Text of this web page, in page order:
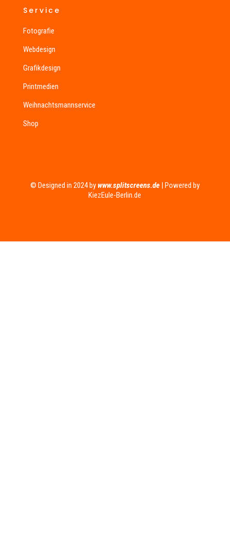
Service
Fotografie
Webdesign
Grafikdesign
Printmedien
Weihnachtsmannservice
Shop
© Designed in 2024 bywww.splitscreens.de| Powered by
KiezEule-Berlin.de